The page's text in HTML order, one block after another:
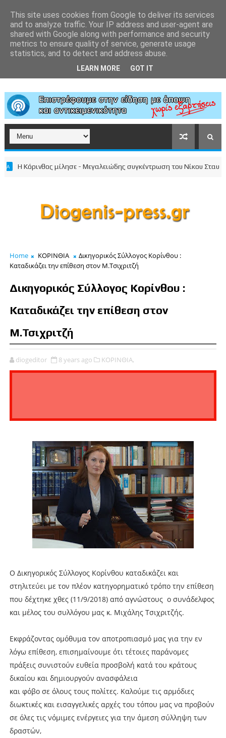
Η Κόρινθος μίλησε - Μεγαλειώδης συγκέντρωση του Νίκου Σταυρέλη
Home ΚΟΡΙΝΘΙΑ
Δικηγορικός Σύλλογος Κορίνθου :
Καταδικάζει την επίθεση στον Μ.Τσιχριτζή
Δικηγορικός Σύλλογος Κορίνθου :
Καταδικάζει την επίθεση στον
Μ.Τσιχριτζή
diogeditor 8 years ago ΚΟΡΙΝΘΙΑ,
O Δικηγορικός Σύλλογος Κορίνθου καταδικάζει και
στηλιτεύει με τον πλέον κατηγορηματικό τρόπο την επίθεση
που δέχτηκε χθες (11/9/2018) από αγνώστους ο συνάδελφος
και μέλος του συλλόγου μας κ. Μιχάλης Τσιχριτζής.
Εκφράζοντας ομόθυμα τον αποτροπιασμό μας για την εν
λόγω επίθεση, επισημαίνουμε ότι τέτοιες παράνομες
πράξεις συνιστούν ευθεία προσβολή κατά του κράτους
δικαίου και δημιουργούν ανασφάλεια
και φόβο σε όλους τους πολίτες. Καλούμε τις αρμόδιες
διωκτικές και εισαγγελικές αρχές του τόπου μας να προβούν
σε όλες τις νόμιμες ενέργειες για την άμεση σύλληψη των
δραστών,
This site uses cookies from Google to deliver its services
and to analyze traffic. Your IP address and user-agent are
shared with Google along with performance and security
metrics to ensure quality of service, generate usage
statistics, and to detect and address abuse.
LEARN MORE GOT IT